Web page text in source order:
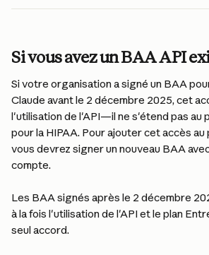
Si vous avez un BAA API
Si votre organisation a signé un BAA
Claude avant le 2 décembre 2025, cet
l'utilisation de l'API—il ne s'étend pas au
pour la HIPAA. Pour ajouter cet accès
vous devrez signer un nouveau BAA
compte.
Les BAA signés après le 2 décembre
à la fois l'utilisation de l'API et le plan
seul accord.